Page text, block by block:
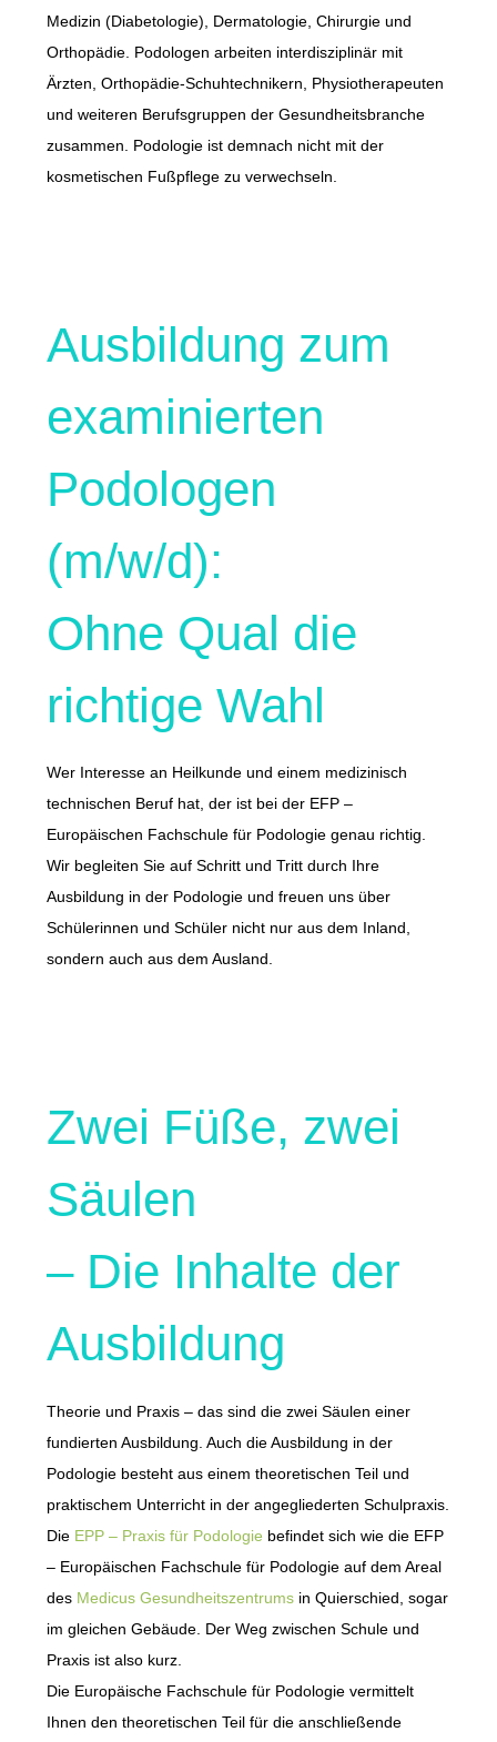
Medizin (Diabetologie), Dermatologie, Chirurgie und
Orthopädie. Podologen arbeiten interdisziplinär mit
Ärzten, Orthopädie-Schuhtechnikern, Physiotherapeuten
und weiteren Berufsgruppen der Gesundheitsbranche
zusammen. Podologie ist demnach nicht mit der
kosmetischen Fußpflege zu verwechseln.
Ausbildung zum
examinierten
Podologen
(m/w/d):
Ohne Qual die
richtige Wahl
Wer Interesse an Heilkunde und einem medizinisch
technischen Beruf hat, der ist bei der EFP –
Europäischen Fachschule für Podologie genau richtig.
Wir begleiten Sie auf Schritt und Tritt durch Ihre
Ausbildung in der Podologie und freuen uns über
Schülerinnen und Schüler nicht nur aus dem Inland,
sondern auch aus dem Ausland.
Zwei Füße, zwei
Säulen
– Die Inhalte der
Ausbildung
Theorie und Praxis – das sind die zwei Säulen einer
fundierten Ausbildung. Auch die Ausbildung in der
Podologie besteht aus einem theoretischen Teil und
praktischem Unterricht in der angegliederten Schulpraxis.
Die EPP – Praxis für Podologie befindet sich wie die EFP
– Europäischen Fachschule für Podologie auf dem Areal
des Medicus Gesundheitszentrums in Quierschied, sogar
im gleichen Gebäude. Der Weg zwischen Schule und
Praxis ist also kurz.
Die Europäische Fachschule für Podologie vermittelt
Ihnen den theoretischen Teil für die anschließende